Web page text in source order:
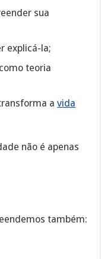
sua
explicá-la;
teoria
avida
não é apenas
também: